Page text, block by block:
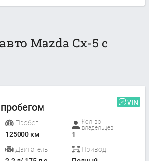
Mazda Cx-5 с
VIN
Пробег
125000 км
Кол-во
владельцев
1
Двигатель
Привод